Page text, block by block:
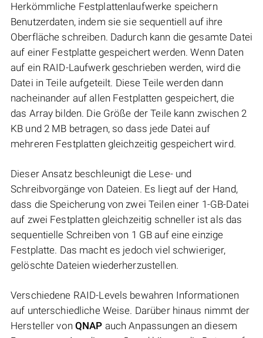
Herkömmliche Festplattenlaufwerke speichern
Benutzerdaten, indem sie sie sequentiell auf ihre
Oberfläche schreiben. Dadurch kann die gesamte Datei
auf einer Festplatte gespeichert werden. Wenn Daten
auf ein RAID-Laufwerk geschrieben werden, wird die
Datei in Teile aufgeteilt. Diese Teile werden dann
nacheinander auf allen Festplatten gespeichert, die
das Array bilden. Die Größe der Teile kann zwischen 2
KB und 2 MB betragen, so dass jede Datei auf
mehreren Festplatten gleichzeitig gespeichert wird.
Dieser Ansatz beschleunigt die Lese- und
Schreibvorgänge von Dateien. Es liegt auf der Hand,
dass die Speicherung von zwei Teilen einer 1-GB-Datei
auf zwei Festplatten gleichzeitig schneller ist als das
sequentielle Schreiben von 1 GB auf eine einzige
Festplatte. Das macht es jedoch viel schwieriger,
gelöschte Dateien wiederherzustellen.
Verschiedene RAID-Levels bewahren Informationen
auf unterschiedliche Weise. Darüber hinaus nimmt der
Hersteller von QNAP auch Anpassungen an diesem